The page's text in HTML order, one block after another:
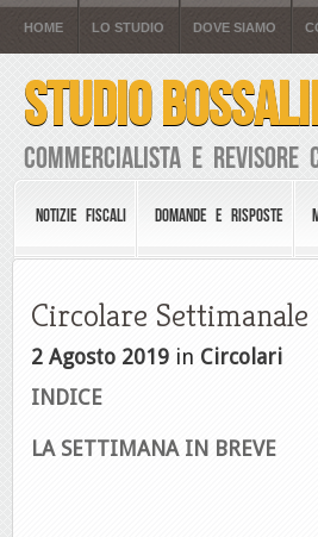
HOME LO STUDIO DOVE SIAMO
STUDIO
Commercialista e Revisore
NOTIZIE FISCALI DOMANDE E RISPOSTE
Circolare
2 Agosto 2019 in Circolari
INDICE
LA SETTIMANA IN BREVE